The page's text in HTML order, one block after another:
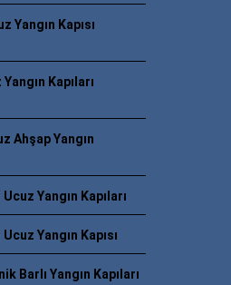
Yangın Kapısı
Kapıları
Ahşap Yangın
Yangın Kapıları
Yangın Kapısı
Barlı Yangın Kapıları